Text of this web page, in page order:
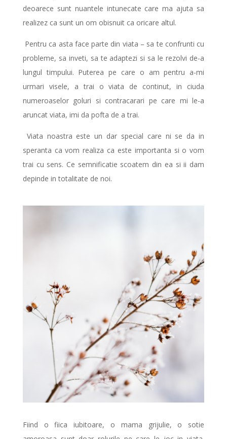
deoarece sunt nuantele intunecate care ma ajuta sa
realizez ca sunt un om obisnuit ca oricare altul.
Pentru ca asta face parte din viata – sa te confrunti cu
probleme, sa inveti, sa te adaptezi si sa le rezolvi de-a
lungul timpului. Puterea pe care o am pentru a-mi
urmari visele, a trai o viata de continut, in ciuda
numeroaselor goluri si contracarari pe care mi le-a
aruncat viata, imi da pofta de a trai.
Viata noastra este un dar special care ni se da in
speranta ca vom realiza ca este importanta si o vom
trai cu sens. Ce semnificatie scoatem din ea si ii dam
depinde in totalitate de noi.
Fiind o fiica iubitoare, o mama grijulie, o sotie